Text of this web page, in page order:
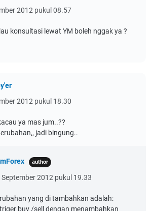
2012 pukul 08.57
konsultasi lewat YM boleh nggak ya ?
2012 pukul 18.30
ya mas jum..??
jadi bingung..
September 2012 pukul 19.33
yang di tambahkan adalah:
buy /sell dengan menambahkan